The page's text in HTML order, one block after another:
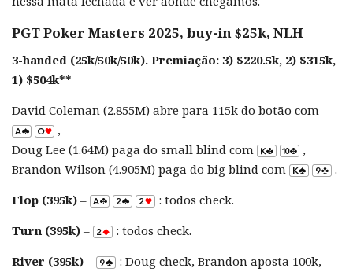
PGT Poker Masters 2025, buy-in $25k, NLH
3-handed (25k/50k/50k). Premiação: 3) $220.5k, 2) $315k,
1) $504k**
David Coleman (2.855M) abre para 115k do botão com
,
Doug Lee (1.64M) paga do small blind com
,
Brandon Wilson (4.905M) paga do big blind com
.
Flop (395k) –
: todos check.
Turn (395k) –
: todos check.
River (395k) –
: Doug check, Brandon aposta 100k,